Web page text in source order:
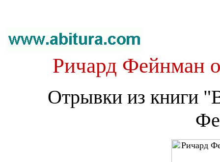
Ричард Фейнман
Отрывки из книги